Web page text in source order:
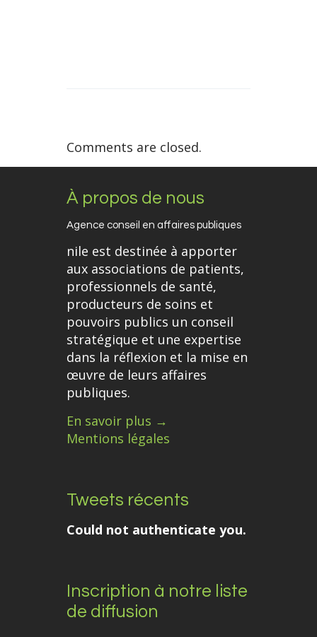
Comments are closed.
À propos de nous
Agence conseil en affaires publiques
nile est destinée à apporter
aux associations de patients,
professionnels de santé,
producteurs de soins et
pouvoirs publics un conseil
stratégique et une expertise
dans la réflexion et la mise en
œuvre de leurs affaires
publiques.
En savoir plus →
Mentions légales
Tweets récents
Could not authenticate you.
Inscription à notre liste
de diffusion